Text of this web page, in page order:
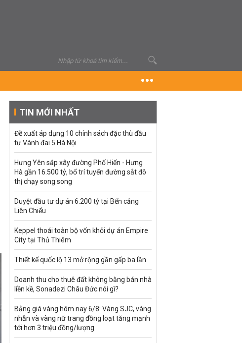
TIN MỚI NHẤT
Đề xuất áp dụng 10 chính sách đặc thù đầu
tư Vành đai 5 Hà Nội
Hưng Yên sắp xây đường Phố Hiến - Hưng
Hà gần 16.500 tỷ, bố trí tuyến đường sắt đô
thị chạy song song
Duyệt đầu tư dự án 6.200 tỷ tại Bến cảng
Liên Chiểu
Keppel thoái toàn bộ vốn khỏi dự án Empire
City tại Thủ Thiêm
Thiết kế quốc lộ 13 mở rộng gần gấp ba lần
Doanh thu cho thuê đất không bằng bán nhà
liền kề, Sonadezi Châu Đức nói gì?
Bảng giá vàng hôm nay 6/8: Vàng SJC, vàng
nhẫn và vàng nữ trang đồng loạt tăng mạnh
tới hơn 3 triệu đồng/lượng